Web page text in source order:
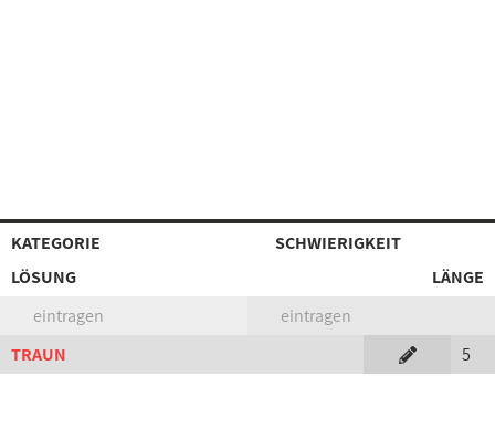
KATEGORIE
SCHWIERIGKEIT
LÖSUNG
LÄNGE
eintragen
eintragen
TRAUN
5